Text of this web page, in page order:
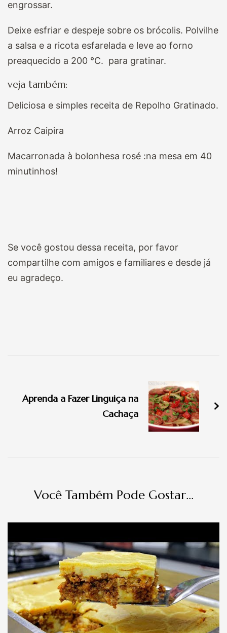
engrossar.
Deixe esfriar e despeje sobre os brócolis. Polvilhe
a salsa e a ricota esfarelada e leve ao forno
preaquecido a 200 °C. para gratinar.
veja também:
Deliciosa e simples receita de Repolho Gratinado.
Arroz Caipira
Macarronada à bolonhesa rosé :na mesa em 40
minutinhos!
Se você gostou dessa receita, por favor
compartilhe com amigos e familiares e desde já
eu agradeço.
post
Aprenda a Fazer Linguiça na
Cachaça
Você Também Pode Gostar...